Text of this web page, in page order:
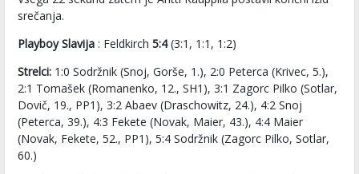
srečanja.
Playboy Slavija : Feldkirch 5:4(3:1, 1:1, 1:2)
Strelci: 1:0 Sodržnik (Snoj, Gorše, 1.), 2:0 Peterca (Krivec, 5.),
2:1 Tomašek (Romanenko, 12., SH1), 3:1 Zagorc Pilko (Sotlar,
Dovič, 19., PP1), 3:2 Abaev (Draschowitz, 24.), 4:2 Snoj
(Peterca, 39.), 4:3 Fekete (Novak, Maier, 43.), 4:4 Maier
(Novak, Fekete, 52., PP1), 5:4 Sodržnik (Zagorc Pilko, Sotlar,
60.)